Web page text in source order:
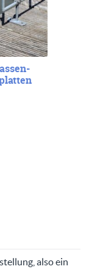
also ein